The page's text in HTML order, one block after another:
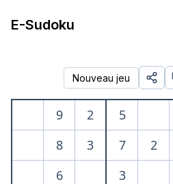
E-Sudoku
Nouveau jeu
9 2 5
8
3 7 2
6
3